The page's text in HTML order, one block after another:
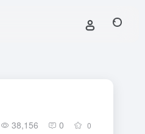
38,156 0 0